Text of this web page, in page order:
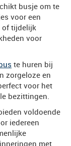
busje om te
voor een
of tijdelijk
voor
te huren bij
zorgeloze en
voor het
bezittingen.
voldoende
iedereen
met